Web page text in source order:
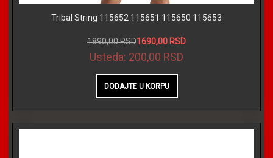
Tribal String 115652 115651 115650 115653
1890,00 RSD1690,00 RSD
Usteda: 200,00 RSD